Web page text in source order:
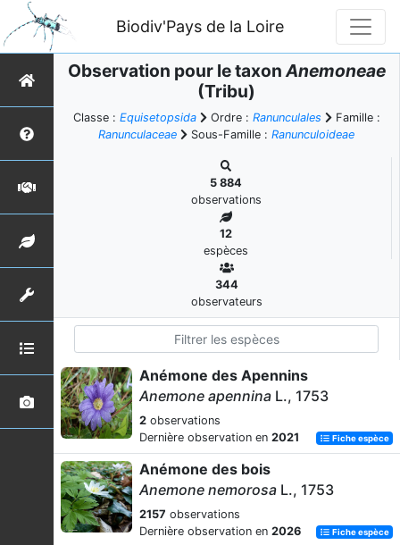
Biodiv'Pays de la Loire
Observation pour le taxonAnemoneae
(Tribu)
Classe : Equisetopsida Ordre : Ranunculales
Famille :
Ranunculaceae
Sous-Famille : Ranunculoideae
5 884
observations
12
espèces
344
observateurs
Anémone des Apennins
Anemone apennina L., 1753
2 observations
Dernière observation en 2021 Fiche espèce
Anémone des bois
Anemone nemorosa L., 1753
2157 observations
Dernière observation en 2026 Fiche espèce